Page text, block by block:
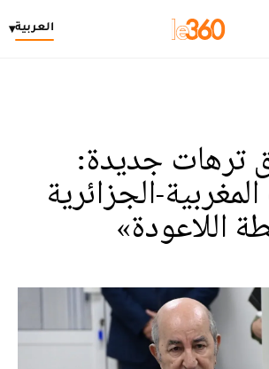
العربية▾
ترهات جديدة:
الجزائرية
اللاعودة»